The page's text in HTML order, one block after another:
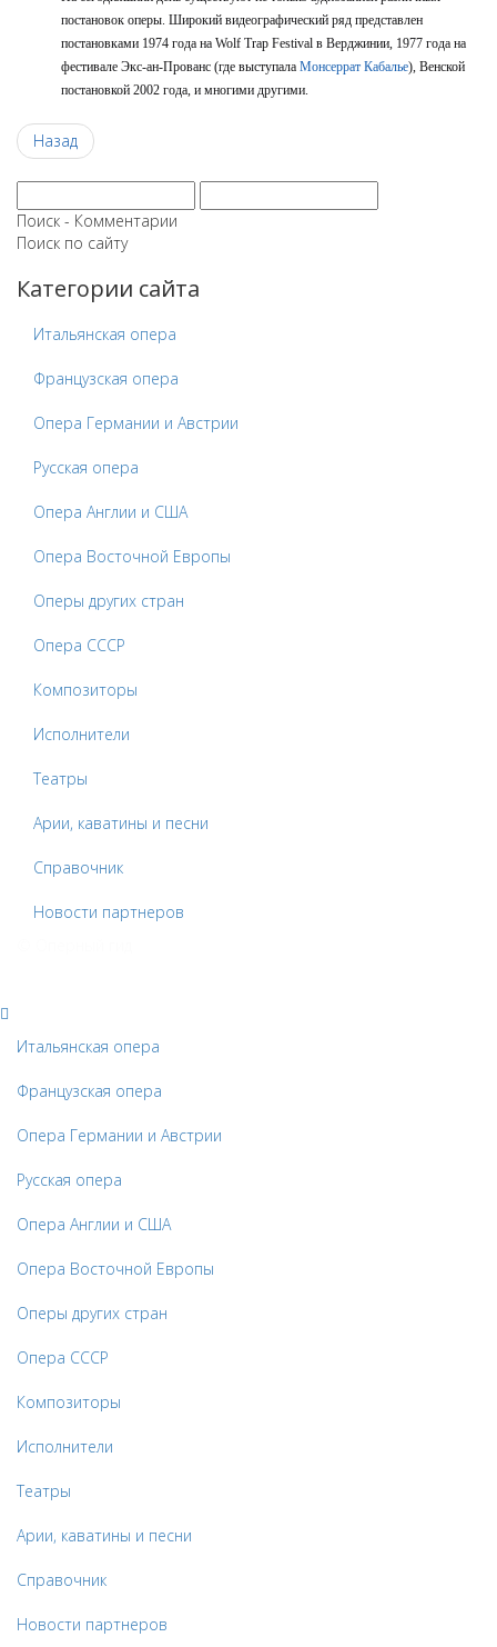
постановок оперы. Широкий видеографический ряд представлен
постановками 1974 года на Wolf Trap Festival в Верджинии, 1977 года на
фестивале Экс-ан-Прованс (где выступала Монсеррат Кабалье), Венской
постановкой 2002 года, и многими другими.
Назад
Поиск - Комментарии
Поиск по сайту
Категории сайта
Итальянская опера
Французская опера
Опера Германии и Австрии
Русская опера
Опера Англии и США
Опера Восточной Европы
Оперы других стран
Опера СССР
Композиторы
Исполнители
Театры
Арии, каватины и песни
Справочник
Новости партнеров
Итальянская опера
Французская опера
Опера Германии и Австрии
Русская опера
Опера Англии и США
Опера Восточной Европы
Оперы других стран
Опера СССР
Композиторы
Исполнители
Театры
Арии, каватины и песни
Справочник
Новости партнеров